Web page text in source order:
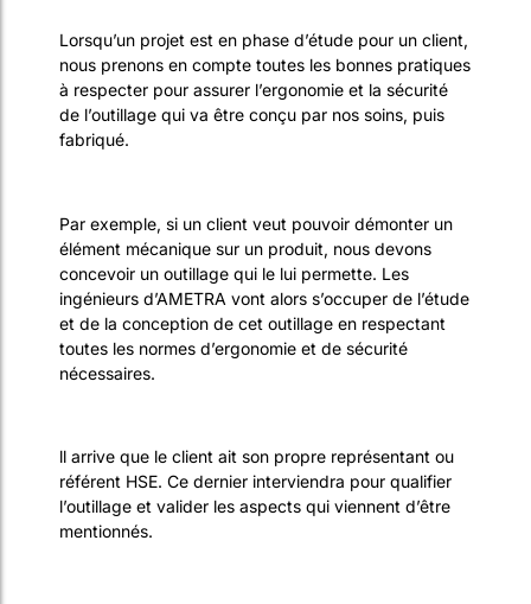
Lorsqu’un projet est en phase d’étude pour un client,
nous prenons en compte toutes les bonnes pratiques
à respecter pour assurer l’ergonomie et la sécurité
de l’outillage qui va être conçu par nos soins, puis
fabriqué.
Par exemple, si un client veut pouvoir démonter un
élément mécanique sur un produit, nous devons
concevoir un outillage qui le lui permette. Les
ingénieurs d’AMETRA vont alors s’occuper de l’étude
et de la conception de cet outillage en respectant
toutes les normes d’ergonomie et de sécurité
nécessaires.
ll arrive que le client ait son propre représentant ou
référent HSE. Ce dernier interviendra pour qualifier
l’outillage et valider les aspects qui viennent d’être
mentionnés.